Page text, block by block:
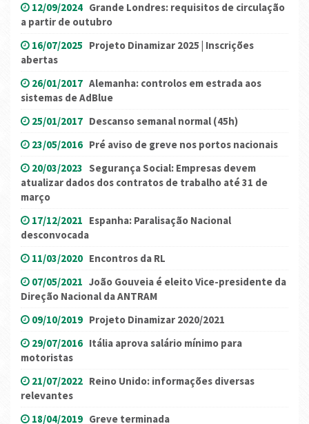
12/09/2024 Grande Londres: requisitos de circulação
a partir de outubro
16/07/2025 Projeto Dinamizar 2025 | Inscrições
abertas
26/01/2017 Alemanha: controlos em estrada aos
sistemas de AdBlue
25/01/2017 Descanso semanal normal (45h)
23/05/2016 Pré aviso de greve nos portos nacionais
20/03/2023 Segurança Social: Empresas devem
atualizar dados dos contratos de trabalho até 31 de
março
17/12/2021 Espanha: Paralisação Nacional
desconvocada
11/03/2020 Encontros da RL
07/05/2021 João Gouveia é eleito Vice-presidente da
Direção Nacional da ANTRAM
09/10/2019 Projeto Dinamizar 2020/2021
29/07/2016 Itália aprova salário mínimo para
motoristas
21/07/2022 Reino Unido: informações diversas
relevantes
18/04/2019 Greve terminada